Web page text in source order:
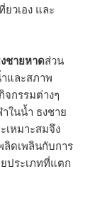
วเอง และ
ชายหาดส่วน
และสภาพ
กรรมต่างๆ
ในน้ำ ธงชาย
เหมาะสมจึง
ลิดเพลินกับการ
ประเภทที่แตก